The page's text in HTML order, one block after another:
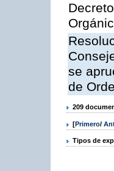
se
de
209
[Primero/
Tipos de